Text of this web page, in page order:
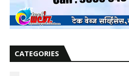
CATEGORIES